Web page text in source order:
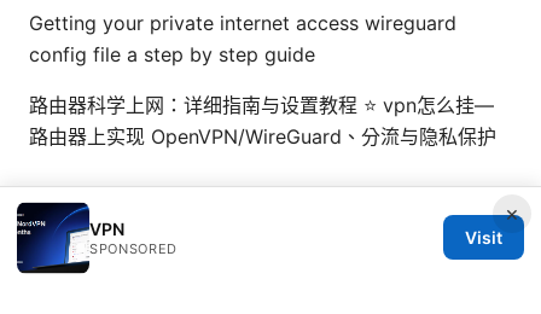
Getting your private internet access wireguard
config file a step by step guide
路由器科学上网：详细指南与设置教程 ⭐ vpn怎么挂—
路由器上实现 OpenVPN/WireGuard、分流与隐私保护
×
VPN
SPONSORED
Visit